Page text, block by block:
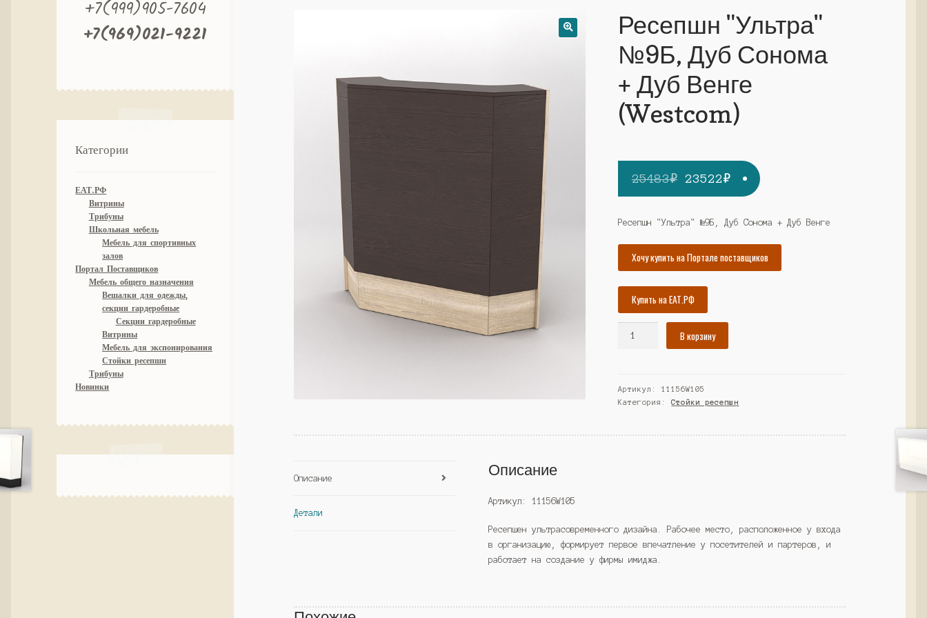
Ресепшн "Ультра"
№9Б, Дуб Сонома
+ Дуб Венге
(Westcom)
25483₽ Первоначальная
цена
составляла
25483₽.
23522₽Текущая
цена:
23522₽.
Ресепшн "Ультра" №9Б, Дуб Сонома + Дуб Венге
Хочу купить на Портале поставщиков
Купить на ЕАТ.РФ
№9Б,
Дуб
+
В корзину
Артикул:11156W105
Категория:Стойки ресепшн
Описание
Детали
Описание
Артикул: 11156W105
Ресепшен ультрасовременного дизайна. Рабочее место, расположенное у входа
в организацию, формирует первое впечатление у посетителей и партеров, и
работает на создание у фирмы имиджа.
+7(999)905-7604
+7(969)021-9221
Категории
ЕАТ.РФ
Витрины
Трибуны
Школьная мебель
Мебель для спортивных
залов
Портал Поставщиков
Мебель общего назначения
Вешалки для одежды,
секции гардеробные
Секции гардеробные
Витрины
Мебель для экспонирования
Стойки ресепшн
Трибуны
Новинки